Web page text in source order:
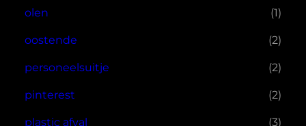
olen (1)
oostende (2)
personeelsuitje (2)
pinterest (2)
plastic afval (3)